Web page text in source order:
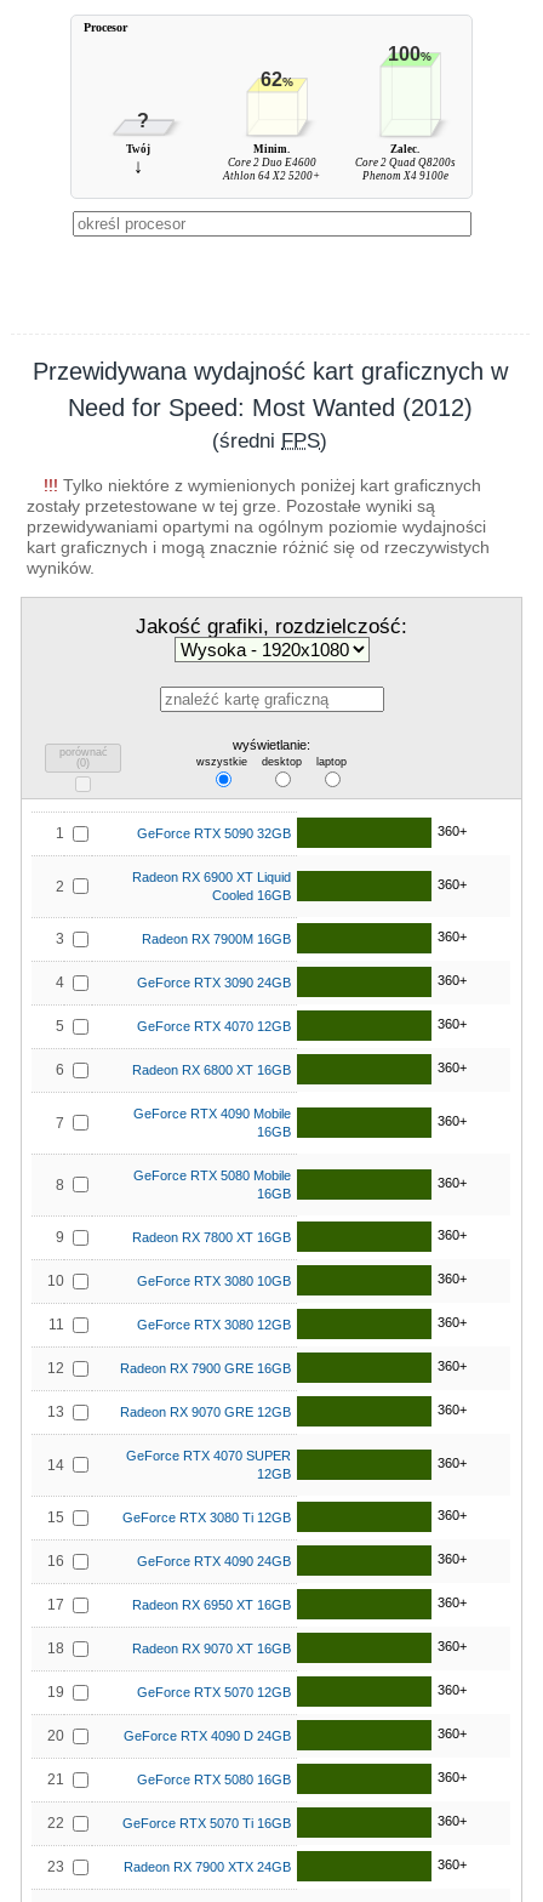
?
62%
100%
Twój
↓
Minim.
Core 2 Duo E4600
Athlon 64 X2 5200+
Zalec.
Core 2 Quad Q8200s
Phenom X4 9100e
Procesor
Przewidywana wydajność kart graficznych w
Need for Speed: Most Wanted (2012)
(średni FPS)
!!! Tylko niektóre z wymienionych poniżej kart graficznych
zostały przetestowane w tej grze. Pozostałe wyniki są
przewidywaniami opartymi na ogólnym poziomie wydajności
kart graficznych i mogą znacznie różnić się od rzeczywistych
wyników.
Jakość grafiki, rozdzielczość:
porównać
(0)
wyświetlanie:
wszystkie desktop laptop
1 GeForce RTX 5090 32GB 360+
2
Radeon RX 6900 XT Liquid
Cooled 16GB
360+
3 Radeon RX 7900M 16GB 360+
4 GeForce RTX 3090 24GB 360+
5 GeForce RTX 4070 12GB 360+
6 Radeon RX 6800 XT 16GB 360+
7
GeForce RTX 4090 Mobile
16GB
360+
8
GeForce RTX 5080 Mobile
16GB
360+
9 Radeon RX 7800 XT 16GB 360+
10 GeForce RTX 3080 10GB 360+
11 GeForce RTX 3080 12GB 360+
12 Radeon RX 7900 GRE 16GB 360+
13 Radeon RX 9070 GRE 12GB 360+
14
GeForce RTX 4070 SUPER
12GB
360+
15 GeForce RTX 3080 Ti 12GB 360+
16 GeForce RTX 4090 24GB 360+
17 Radeon RX 6950 XT 16GB 360+
18 Radeon RX 9070 XT 16GB 360+
19 GeForce RTX 5070 12GB 360+
20 GeForce RTX 4090 D 24GB 360+
21 GeForce RTX 5080 16GB 360+
22 GeForce RTX 5070 Ti 16GB 360+
23 Radeon RX 7900 XTX 24GB 360+